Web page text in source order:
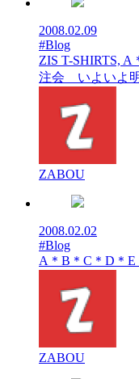
2008.02.09
#Blog
ZIS T-SHIRTS,
注会 いよいよ
ZABOU
2008.02.02
#Blog
A＊B＊C＊D＊
ZABOU